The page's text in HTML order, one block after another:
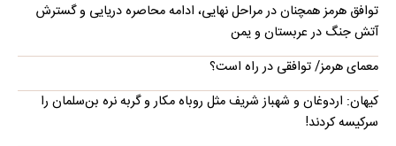
توافق هرمز همچنان در مراحل نهایی، ادامه محاصره دریایی و گسترش
آتش جنگ در عربستان و یمن
معمای هرمز/ توافقی در راه است؟
کیهان: اردوغان و شهباز شریف مثل روباه مکار و گربه نره بن‌سلمان را
سرکیسه کردند!